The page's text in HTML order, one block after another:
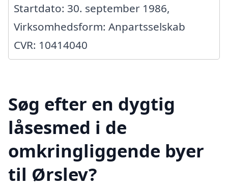
Startdato: 30. september 1986,
Virksomhedsform: Anpartsselskab
CVR: 10414040
Søg efter en dygtig
låsesmed i de
omkringliggende byer
til Ørslev?